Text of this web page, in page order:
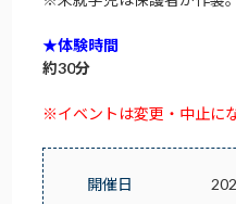
★体験時間
約30分
※イベントは変更・中止に
開催日